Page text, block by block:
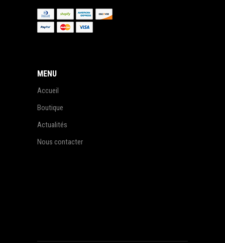
MENU
Accueil
Boutique
Actualités
Nous contacter